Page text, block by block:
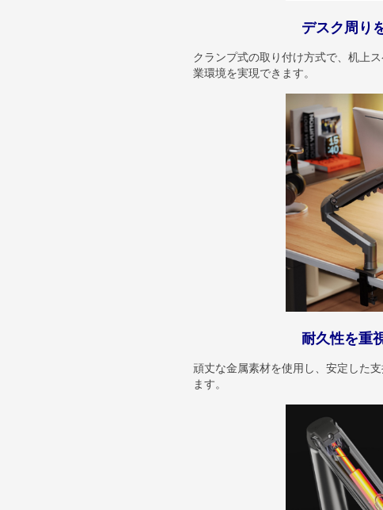
デスク周り
クランプ式の取り付け方式で、机上
業環境を実現できます。
耐久性を重
頑丈な金属素材を使用し、安定した
ます。